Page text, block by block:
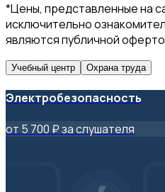
*Цены, представленные на
исключительно
являются публичной
Учебный центр Охрана труда
Электробезопасность
от 5 700 ₽ за слушателя